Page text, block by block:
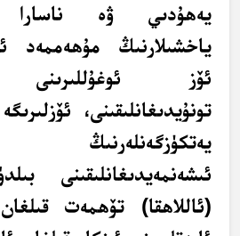
يەھۇدىي ۋە ناسارا
ياخشىلارنىڭ مۇھەممەد
ئۆز ئوغۇللىرىنى
تونۇيدىغانلىقىنى،
ئىشەنمەيدىغانلىقىنى
(ئاللاھقا) تۆھمەت